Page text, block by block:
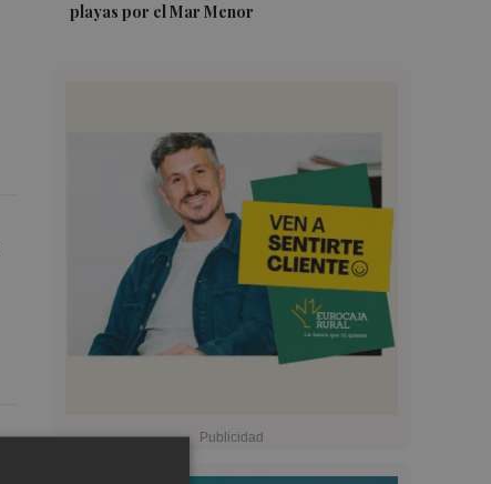
playas por el Mar Menor